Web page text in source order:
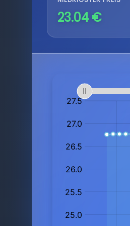
23.04 €